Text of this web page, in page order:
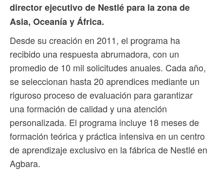
director ejecutivo de Nestlé para la zona de
Asia, Oceanía y África.
Desde su creación en 2011, el programa ha
recibido una respuesta abrumadora, con un
promedio de 10 mil solicitudes anuales. Cada año,
se seleccionan hasta 20 aprendices mediante un
riguroso proceso de evaluación para garantizar
una formación de calidad y una atención
personalizada. El programa incluye 18 meses de
formación teórica y práctica intensiva en un centro
de aprendizaje exclusivo en la fábrica de Nestlé en
Agbara.